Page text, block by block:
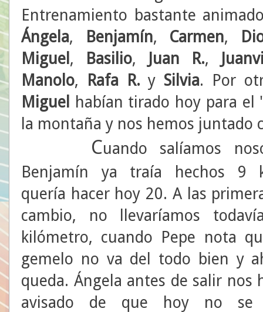
Entrenamiento bastante
Ángela, Benjamín, Carmen,
Miguel , Basilio, Juan R.,
Manolo, Rafa R. y Silvia. Por
Miguel
habían tirado hoy para el
la montaña y nos hemos juntado
Cuando salíamos
Benjamín ya traía hechos 9
quería hacer hoy 20. A las
cambio, no llevaríamos
kilómetro, cuando Pepe nota
gemelo no va del todo bien y
queda. Ángela antes de salir nos
avisado de que hoy no se